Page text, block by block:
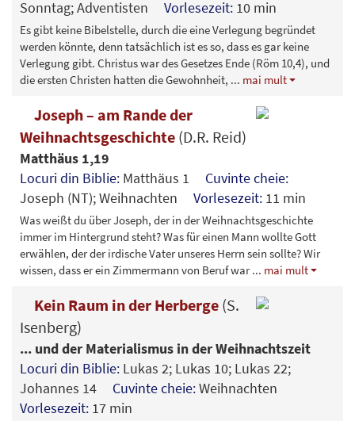
Sonntag; Adventisten Vorlesezeit: 10 min
Es gibt keine Bibelstelle, durch die eine Verlegung begründet
werden könnte, denn tatsächlich ist es so, dass es gar keine
Verlegung gibt. Christus war des Gesetzes Ende (Röm 10,4), und
die ersten Christen hatten die Gewohnheit, ... mai mult
Joseph – am Rande der
Weihnachtsgeschichte (D.R. Reid)
Matthäus 1,19
Locuri din Biblie: Matthäus 1 Cuvinte cheie:
Joseph (NT); Weihnachten Vorlesezeit: 11 min
Was weißt du über Joseph, der in der Weihnachtsgeschichte
immer im Hintergrund steht? Was für einen Mann wollte Gott
erwählen, der der irdische Vater unseres Herrn sein sollte? Wir
wissen, dass er ein Zimmermann von Beruf war... mai mult
Kein Raum in der Herberge (S.
Isenberg)
... und der Materialismus in der Weihnachtszeit
Locuri din Biblie: Lukas 2; Lukas 10; Lukas 22;
Johannes 14 Cuvinte cheie:Weihnachten
Vorlesezeit: 17 min